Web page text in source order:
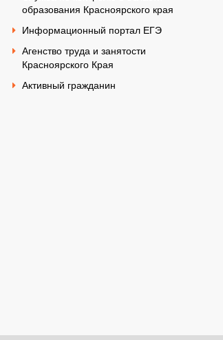
образования Красноярского края
Информационный портал ЕГЭ
Агенство труда и занятости
Красноярского Края
Активный гражданин